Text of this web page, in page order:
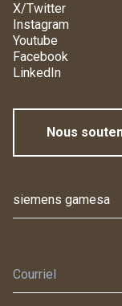
X/Twitter
Instagram
Youtube
Facebook
LinkedIn
Nous